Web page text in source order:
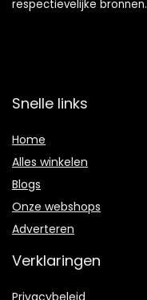
respectievelijke bronnen.
Snelle links
Home
Alles winkelen
Blogs
Onze webshops
Adverteren
Verklaringen
Privacybeleid